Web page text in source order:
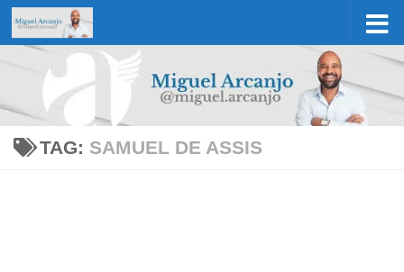
Skip to content
TAG: SAMUEL DE ASSIS